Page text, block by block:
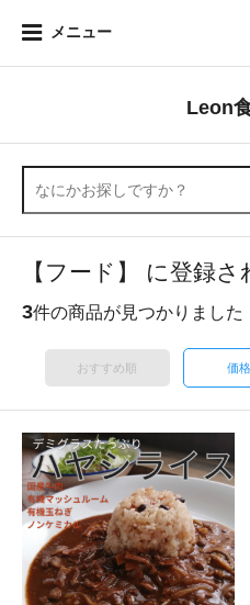
メニュー
Leon
【フード】 に登録
3件の商品が見つかりました
おすすめ順 価